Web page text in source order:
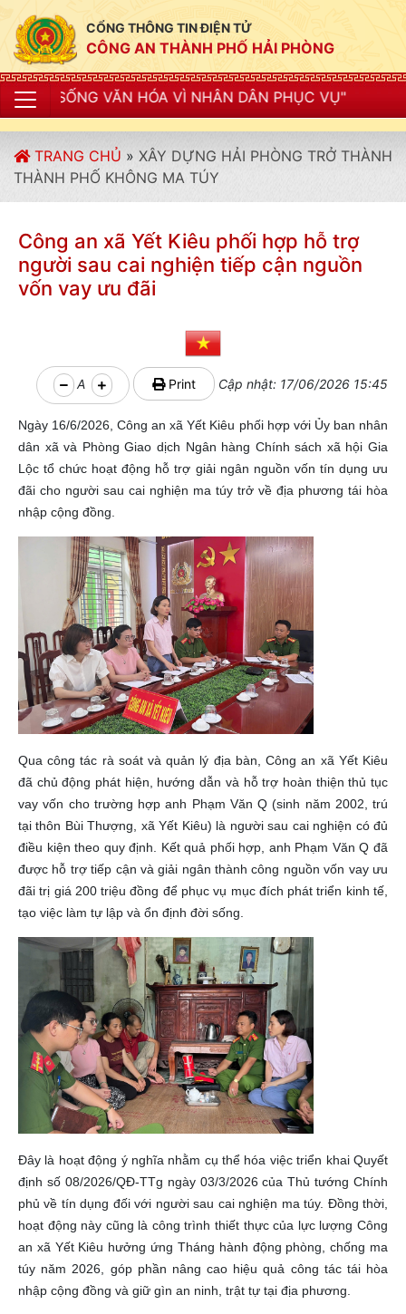
CỔNG THÔNG TIN ĐIỆN TỬ
CÔNG AN THÀNH PHỐ HẢI PHÒNG
HÓA VÌ NHÂN DÂN PHỤC VỤ"
TRANG CHỦ » XÂY DỰNG HẢI PHÒNG TRỞ THÀNH
THÀNH PHỐ KHÔNG MA TÚY
Công an xã Yết Kiêu phối hợp hỗ trợ
người sau cai nghiện tiếp cận nguồn
vốn vay ưu đãi
A Print Cập nhật: 17/06/2026 15:45
Ngày 16/6/2026, Công an xã Yết Kiêu phối hợp với Ủy ban nhân
dân xã và Phòng Giao dịch Ngân hàng Chính sách xã hội Gia
Lộc tổ chức hoạt động hỗ trợ giải ngân nguồn vốn tín dụng ưu
đãi cho người sau cai nghiện ma túy trở về địa phương tái hòa
nhập cộng đồng.
Qua công tác rà soát và quản lý địa bàn, Công an xã Yết Kiêu
đã chủ động phát hiện, hướng dẫn và hỗ trợ hoàn thiện thủ tục
vay vốn cho trường hợp anh Phạm Văn Q (sinh năm 2002, trú
tại thôn Bùi Thượng, xã Yết Kiêu) là người sau cai nghiện có đủ
điều kiện theo quy định. Kết quả phối hợp, anh Phạm Văn Q đã
được hỗ trợ tiếp cận và giải ngân thành công nguồn vốn vay ưu
đãi trị giá 200 triệu đồng để phục vụ mục đích phát triển kinh tế,
tạo việc làm tự lập và ổn định đời sống.
Đây là hoạt động ý nghĩa nhằm cụ thể hóa việc triển khai Quyết
định số 08/2026/QĐ-TTg ngày 03/3/2026 của Thủ tướng Chính
phủ về tín dụng đối với người sau cai nghiện ma túy. Đồng thời,
hoạt động này cũng là công trình thiết thực của lực lượng Công
an xã Yết Kiêu hưởng ứng Tháng hành động phòng, chống ma
túy năm 2026, góp phần nâng cao hiệu quả công tác tái hòa
nhập cộng đồng và giữ gìn an ninh, trật tự tại địa phương.